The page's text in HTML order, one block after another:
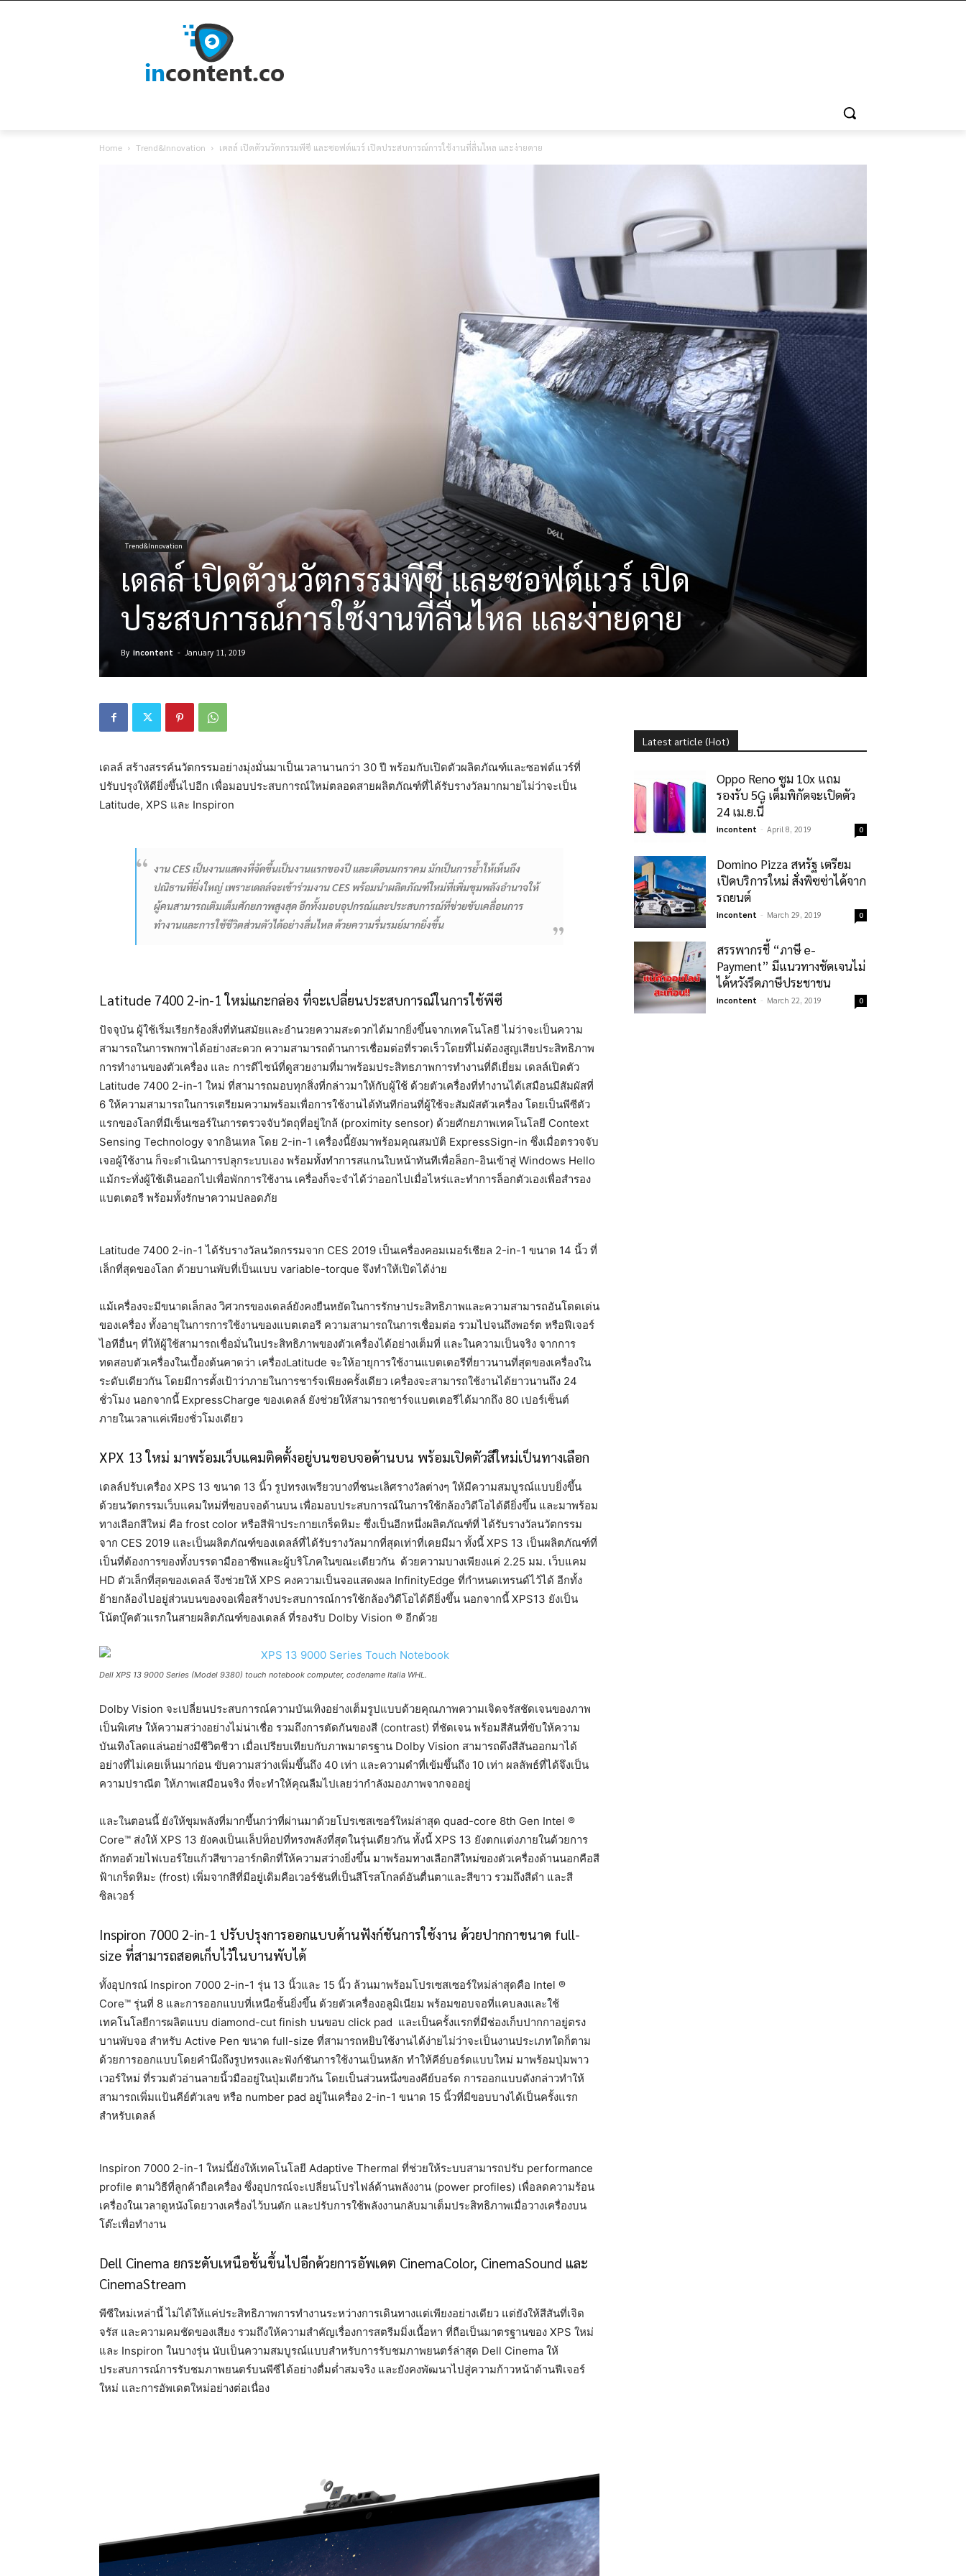
Home Trend&Innovation เดลล์ เปิดตัวนวัตกรรมพีซี และซอฟต์แวร์ เปิดประสบการณ์การใช้งานที่ลื่นไหล และง่ายดาย
Trend&Innovation
เดลล์ เปิดตัวนวัตกรรมพีซี และซอฟต์แวร์ เปิด
ประสบการณ์การใช้งานที่ลื่นไหล และง่ายดาย
By incontent - January 11, 2019
เดลล์ สร้างสรรค์นวัตกรรมอย่างมุ่งมั่นมาเป็นเวลานานกว่า 30 ปี พร้อมกับเปิดตัวผลิตภัณฑ์และซอฟต์แวร์ที่
ปรับปรุงให้ดียิ่งขึ้นไปอีก เพื่อมอบประสบการณ์ใหม่ตลอดสายผลิตภัณฑ์ที่ได้รับรางวัลมากมายไม่ว่าจะเป็น
Latitude, XPS และ Inspiron
งาน CES เป็นงานแสดงที่จัดขึ้นเป็นงานแรกของปี และเดือนมกราคม มักเป็นการย้ำให้เห็นถึง
ปณิธานที่ยิ่งใหญ่ เพราะเดลล์จะเข้าร่วมงาน CES พร้อมนำผลิตภัณฑ์ใหม่ที่เพิ่มขุมพลังอำนาจให้
ผู้คนสามารถเติมเต็มศักยภาพสูงสุด อีกทั้งมอบอุปกรณ์และประสบการณ์ที่ช่วยขับเคลื่อนการ
ทำงานและการใช้ชีวิตส่วนตัวได้อย่างลื่นไหล ด้วยความรื่นรมย์มากยิ่งขึ้น
Latitude 7400 2-in-1 ใหม่แกะกล่อง ที่จะเปลี่ยนประสบการณ์ในการใช้พีซี
ปัจจุบัน ผู้ใช้เริ่มเรียกร้องสิ่งที่ทันสมัยและอำนวยความสะดวกได้มากยิ่งขึ้นจากเทคโนโลยี ไม่ว่าจะเป็นความ
สามารถในการพกพาได้อย่างสะดวก ความสามารถด้านการเชื่อมต่อที่รวดเร็วโดยที่ไม่ต้องสูญเสียประสิทธิภาพ
การทำงานของตัวเครื่อง และ การดีไซน์ที่ดูสวยงามที่มาพร้อมประสิทธภาพการทำงานที่ดีเยี่ยม เดลล์เปิดตัว
Latitude 7400 2-in-1 ใหม่ ที่สามารถมอบทุกสิ่งที่กล่าวมาให้กับผู้ใช้ ด้วยตัวเครื่องที่ทำงานได้เสมือนมีสัมผัสที่
6 ให้ความสามารถในการเตรียมความพร้อมเพื่อการใช้งานได้ทันทีก่อนที่ผู้ใช้จะสัมผัสตัวเครื่อง โดยเป็นพีซีตัว
แรกของโลกที่มีเซ็นเซอร์ในการตรวจจับวัตถุที่อยู่ใกล้ (proximity sensor) ด้วยศักยภาพเทคโนโลยี Context
Sensing Technology จากอินเทล โดย 2-in-1 เครื่องนี้ยังมาพร้อมคุณสมบัติ ExpressSign-in ซึ่งเมื่อตรวจจับ
เจอผู้ใช้งาน ก็จะดำเนินการปลุกระบบเอง พร้อมทั้งทำการสแกนใบหน้าทันทีเพื่อล็อก-อินเข้าสู่ Windows Hello
แม้กระทั่งผู้ใช้เดินออกไปเพื่อพักการใช้งาน เครื่องก็จะจำได้ว่าออกไปเมื่อไหร่และทำการล็อกตัวเองเพื่อสำรอง
แบตเตอรี พร้อมทั้งรักษาความปลอดภัย
Latitude 7400 2-in-1 ได้รับรางวัลนวัตกรรมจาก CES 2019 เป็นเครื่องคอมเมอร์เชียล 2-in-1 ขนาด 14 นิ้ว ที่
เล็กที่สุดของโลก ด้วยบานพับที่เป็นแบบ variable-torque จึงทำให้เปิดได้ง่าย
แม้เครื่องจะมีขนาดเล็กลง วิศวกรของเดลล์ยังคงยืนหยัดในการรักษาประสิทธิภาพและความสามารถอันโดดเด่น
ของเครื่อง ทั้งอายุในการการใช้งานของแบตเตอรี ความสามารถในการเชื่อมต่อ รวมไปจนถึงพอร์ต หรือฟีเจอร์
ไอทีอื่นๆ ที่ให้ผู้ใช้สามารถเชื่อมั่นในประสิทธิภาพของตัวเครื่องได้อย่างเต็มที่ และในความเป็นจริง จากการ
ทดสอบตัวเครื่องในเบื้องต้นคาดว่า เครื่องLatitude จะให้อายุการใช้งานแบตเตอรีที่ยาวนานที่สุดของเครื่องใน
ระดับเดียวกัน โดยมีการตั้งเป้าว่าภายในการชาร์จเพียงครั้งเดียว เครื่องจะสามารถใช้งานได้ยาวนานถึง 24
ชั่วโมง นอกจากนี้ ExpressCharge ของเดลล์ ยังช่วยให้สามารถชาร์จแบตเตอรีได้มากถึง 80 เปอร์เซ็นต์
ภายในเวลาแค่เพียงชั่วโมงเดียว
XPX 13 ใหม่ มาพร้อมเว็บแคมติดตั้งอยู่บนขอบจอด้านบน พร้อมเปิดตัวสีใหม่เป็นทางเลือก
เดลล์ปรับเครื่อง XPS 13 ขนาด 13 นิ้ว รูปทรงเพรียวบางที่ชนะเลิศรางวัลต่างๆ ให้มีความสมบูรณ์แบบยิ่งขึ้น
ด้วยนวัตกรรมเว็บแคมใหม่ที่ขอบจอด้านบน เพื่อมอบประสบการณ์ในการใช้กล้องวิดีโอได้ดียิ่งขึ้น และมาพร้อม
ทางเลือกสีใหม่ คือ frost color หรือสีฟ้าประกายเกร็ดหิมะ ซึ่งเป็นอีกหนึ่งผลิตภัณฑ์ที่ ได้รับรางวัลนวัตกรรม
จาก CES 2019 และเป็นผลิตภัณฑ์ของเดลล์ที่ได้รับรางวัลมากที่สุดเท่าที่เคยมีมา ทั้งนี้ XPS 13 เป็นผลิตภัณฑ์ที่
เป็นที่ต้องการของทั้งบรรดามืออาชีพและผู้บริโภคในขณะเดียวกัน ด้วยความบางเพียงแค่ 2.25 มม. เว็บแคม
HD ตัวเล็กที่สุดของเดลล์ จึงช่วยให้ XPS คงความเป็นจอแสดงผล InfinityEdge ที่กำหนดเทรนด์ไว้ได้ อีกทั้ง
ย้ายกล้องไปอยู่ส่วนบนของจอเพื่อสร้างประสบการณ์การใช้กล้องวิดีโอได้ดียิ่งขึ้น นอกจากนี้ XPS13 ยังเป็น
โน้ตบุ๊คตัวแรกในสายผลิตภัณฑ์ของเดลล์ ที่รองรับ Dolby Vision ® อีกด้วย
Dell XPS 13 9000 Series (Model 9380) touch notebook computer, codename Italia WHL.
Dolby Vision จะเปลี่ยนประสบการณ์ความบันเทิงอย่างเต็มรูปแบบด้วยคุณภาพความเจิดจรัสชัดเจนของภาพ
เป็นพิเศษ ให้ความสว่างอย่างไม่น่าเชื่อ รวมถึงการตัดกันของสี (contrast) ที่ชัดเจน พร้อมสีสันที่ขับให้ความ
บันเทิงโลดแล่นอย่างมีชีวิตชีวา เมื่อเปรียบเทียบกับภาพมาตรฐาน Dolby Vision สามารถดึงสีสันออกมาได้
อย่างที่ไม่เคยเห็นมาก่อน ขับความสว่างเพิ่มขึ้นถึง 40 เท่า และความดำที่เข้มขึ้นถึง 10 เท่า ผลลัพธ์ที่ได้จึงเป็น
ความปราณีต ให้ภาพเสมือนจริง ที่จะทำให้คุณลืมไปเลยว่ากำลังมองภาพจากจออยู่
และในตอนนี้ ยังให้ขุมพลังที่มากขึ้นกว่าที่ผ่านมาด้วยโปรเซสเซอร์ใหม่ล่าสุด quad-core 8th Gen Intel ®
Core™ ส่งให้ XPS 13 ยังคงเป็นแล็ปท็อปที่ทรงพลังที่สุดในรุ่นเดียวกัน ทั้งนี้ XPS 13 ยังตกแต่งภายในด้วยการ
ถักทอด้วยไฟเบอร์ใยแก้วสีขาวอาร์กติกที่ให้ความสว่างยิ่งขึ้น มาพร้อมทางเลือกสีใหม่ของตัวเครื่องด้านนอกคือสี
ฟ้าเกร็ดหิมะ (frost) เพิ่มจากสีที่มีอยู่เดิมคือเวอร์ชันที่เป็นสีโรสโกลด์อันตื่นตาและสีขาว รวมถึงสีดำ และสี
ซิลเวอร์
Inspiron 7000 2-in-1 ปรับปรุงการออกแบบด้านฟังก์ชันการใช้งาน ด้วยปากกาขนาด full-
size ที่สามารถสอดเก็บไว้ในบานพับได้
ทั้งอุปกรณ์ Inspiron 7000 2-in-1 รุ่น 13 นิ้วและ 15 นิ้ว ล้วนมาพร้อมโปรเซสเซอร์ใหม่ล่าสุดคือ Intel ®
Core™ รุ่นที่ 8 และการออกแบบที่เหนือชั้นยิ่งขึ้น ด้วยตัวเครื่องอลูมิเนียม พร้อมขอบจอที่แคบลงและใช้
เทคโนโลยีการผลิตแบบ diamond-cut finish บนขอบ click pad และเป็นครั้งแรกที่มีช่องเก็บปากกาอยู่ตรง
บานพับจอ สำหรับ Active Pen ขนาด full-size ที่สามารถหยิบใช้งานได้ง่ายไม่ว่าจะเป็นงานประเภทใดก็ตาม
ด้วยการออกแบบโดยคำนึงถึงรูปทรงและฟังก์ชันการใช้งานเป็นหลัก ทำให้คีย์บอร์ดแบบใหม่ มาพร้อมปุ่มพาว
เวอร์ใหม่ ที่รวมตัวอ่านลายนิ้วมืออยู่ในปุ่มเดียวกัน โดยเป็นส่วนหนึ่งของคีย์บอร์ด การออกแบบดังกล่าวทำให้
สามารถเพิ่มแป้นคีย์ตัวเลข หรือ number pad อยู่ในเครื่อง 2-in-1 ขนาด 15 นิ้วที่มีขอบบางได้เป็นครั้งแรก
สำหรับเดลล์
Inspiron 7000 2-in-1 ใหม่นี้ยังให้เทคโนโลยี Adaptive Thermal ที่ช่วยให้ระบบสามารถปรับ performance
profile ตามวิธีที่ลูกค้าถือเครื่อง ซึ่งอุปกรณ์จะเปลี่ยนโปรไฟล์ด้านพลังงาน (power profiles) เพื่อลดความร้อน
เครื่องในเวลาดูหนังโดยวางเครื่องไว้บนตัก และปรับการใช้พลังงานกลับมาเต็มประสิทธิภาพเมื่อวางเครื่องบน
โต๊ะเพื่อทำงาน
Dell Cinema ยกระดับเหนือชั้นขึ้นไปอีกด้วยการอัพเดต CinemaColor, CinemaSound และ
CinemaStream
พีซีใหม่เหล่านี้ ไม่ได้ให้แค่ประสิทธิภาพการทำงานระหว่างการเดินทางแต่เพียงอย่างเดียว แต่ยังให้สีสันที่เจิด
จรัส และความคมชัดของเสียง รวมถึงให้ความสำคัญเรื่องการสตรีมมิ่งเนื้อหา ที่ถือเป็นมาตรฐานของ XPS ใหม่
และ Inspiron ในบางรุ่น นับเป็นความสมบูรณ์แบบสำหรับการรับชมภาพยนตร์ล่าสุด Dell Cinema ให้
ประสบการณ์การรับชมภาพยนตร์บนพีซีได้อย่างดื่มด่ำสมจริง และยังคงพัฒนาไปสู่ความก้าวหน้าด้านฟีเจอร์
ใหม่ และการอัพเดตใหม่อย่างต่อเนื่อง
Latest article (Hot)
Oppo Reno ซูม 10x แถม
รองรับ 5G เต็มพิกัดจะเปิดตัว
24 เม.ย.นี้
incontent - April 8, 2019 0
Domino Pizza สหรัฐ เตรียม
เปิดบริการใหม่ สั่งพิซซ่าได้จาก
รถยนต์
incontent - March 29, 2019 0
สรรพากรชี้ “ภาษี e-
Payment” มีแนวทางชัดเจนไม่
ได้หวังรีดภาษีประชาชน
incontent - March 22, 2019 0